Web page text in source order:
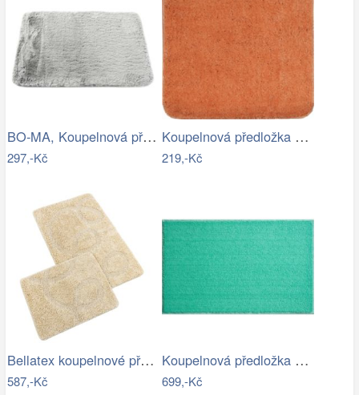
BO-MA, Koupelnová předložka Rabbit New…
297,-Kč
Koupelnová předložka Optima 55x55 cm…
219,-Kč
Bellatex koupelnové předložky…
587,-Kč
Koupelnová předložka ROMAN
699,-Kč